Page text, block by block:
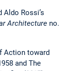
Aldo Rossi’s
Architecture no.
Action toward
and The